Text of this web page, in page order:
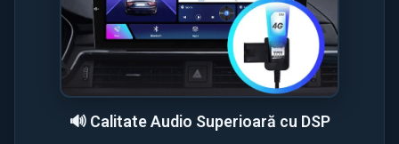
🔊 Calitate Audio Superioară cu DSP